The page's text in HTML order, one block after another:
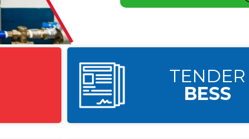
TENDER
BESS